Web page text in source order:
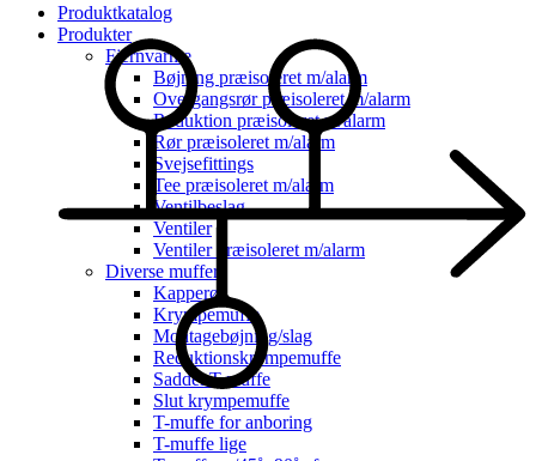
Produktkatalog
Produkter
Fjernvarme
Bøjning præisoleret m/alarm
Overgangsrør præisoleret m/alarm
Reduktion præisoleret m/alarm
Rør præisoleret m/alarm
Svejsefittings
Tee præisoleret m/alarm
Ventilbeslag
Ventiler
Ventiler præisoleret m/alarm
Diverse muffer
Kapperør
Krympemuffe
Montagebøjning/slag
Reduktionskrympemuffe
Saddel T-muffe
Slut krympemuffe
T-muffe for anboring
T-muffe lige